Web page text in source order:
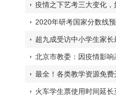
疫情之下艺考三大变化，
2020年研考国家分数线
超九成受访中小学生家
北京市教委：因疫情影
最全！各类教学资源免费
火车学生票使用时间延